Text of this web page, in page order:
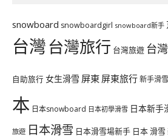
snowboard snowboardgirl snowboard新手
台灣台灣旅行 台灣旅遊 台
自助旅行 女生滑雪 屏東 屏東旅行新手滑雪
本 日本snowboard 日本初學滑雪 日本新手
旅遊 日本滑雪 日本滑雪場新手 日本 滑雪